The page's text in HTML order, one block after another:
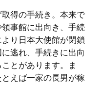
得の手続き。本来で
事館に出向き、手続
り日本大使館が閉鎖
逃れ、手続きに出向
とがあります。ま
えば一家の長男が稼